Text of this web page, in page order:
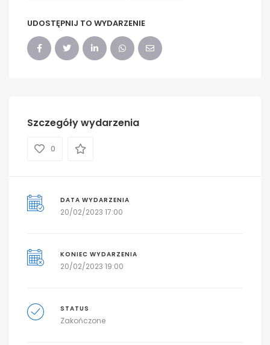
UDOSTĘPNIJ TO WYDARZENIE
Szczegóły wydarzenia
0
DATA WYDARZENIA
20/02/2023 17:00
KONIEC WYDARZENIA
20/02/2023 19:00
STATUS
Zakończone